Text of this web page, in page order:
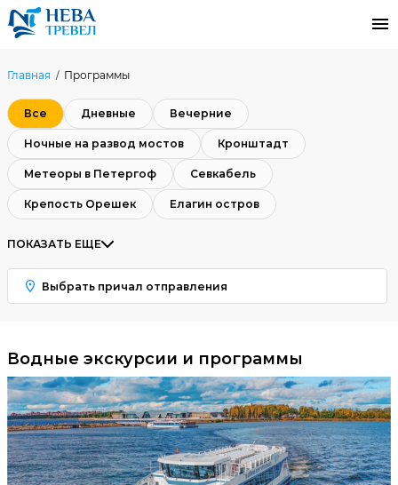
Главная Программы
Все Дневные Вечерние
Ночные на развод мостов Кронштадт
Метеоры в Петергоф Севкабель
Крепость Орешек Елагин остров
ПОКАЗАТЬ ЕЩЕ
Выбрать причал отправления
Водные экскурсии и программы